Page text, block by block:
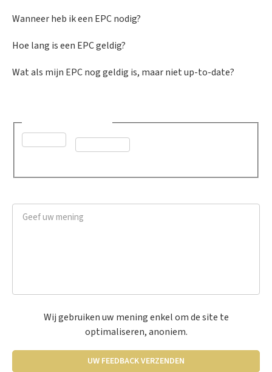
Wanneer heb ik een EPC nodig?
Hoe lang is een EPC geldig?
Wat als mijn EPC nog geldig is, maar niet up-to-date?
Wij gebruiken uw mening enkel om de site te
optimaliseren, anoniem.
UW FEEDBACK VERZENDEN